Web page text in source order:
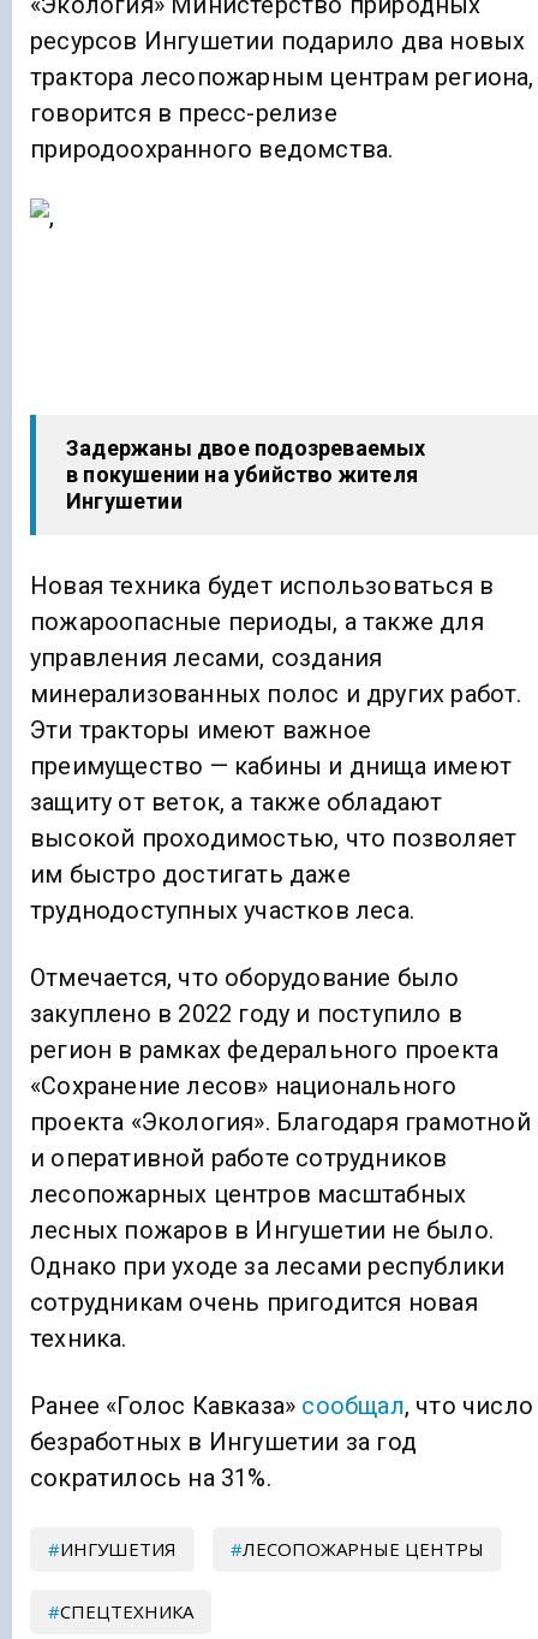
ресурсов Ингушетии подарило два новых
трактора лесопожарным центрам региона,
говорится в пресс-релизе
природоохранного ведомства.
Задержаны двое подозреваемых
в покушении на убийство жителя
Ингушетии
Новая техника будет использоваться в
пожароопасные периоды, а также для
управления лесами, создания
минерализованных полос и других работ.
Эти тракторы имеют важное
преимущество — кабины и днища имеют
защиту от веток, а также обладают
высокой проходимостью, что позволяет
им быстро достигать даже
труднодоступных участков леса.
Отмечается, что оборудование было
закуплено в 2022 году и поступило в
регион в рамках федерального проекта
«Сохранение лесов» национального
проекта «Экология». Благодаря грамотной
и оперативной работе сотрудников
лесопожарных центров масштабных
лесных пожаров в Ингушетии не было.
Однако при уходе за лесами республики
сотрудникам очень пригодится новая
техника.
Ранее «Голос Кавказа» сообщал, что число
безработных в Ингушетии за год
сократилось на 31%.
ИНГУШЕТИЯ ЛЕСОПОЖАРНЫЕ ЦЕНТРЫ
СПЕЦТЕХНИКА